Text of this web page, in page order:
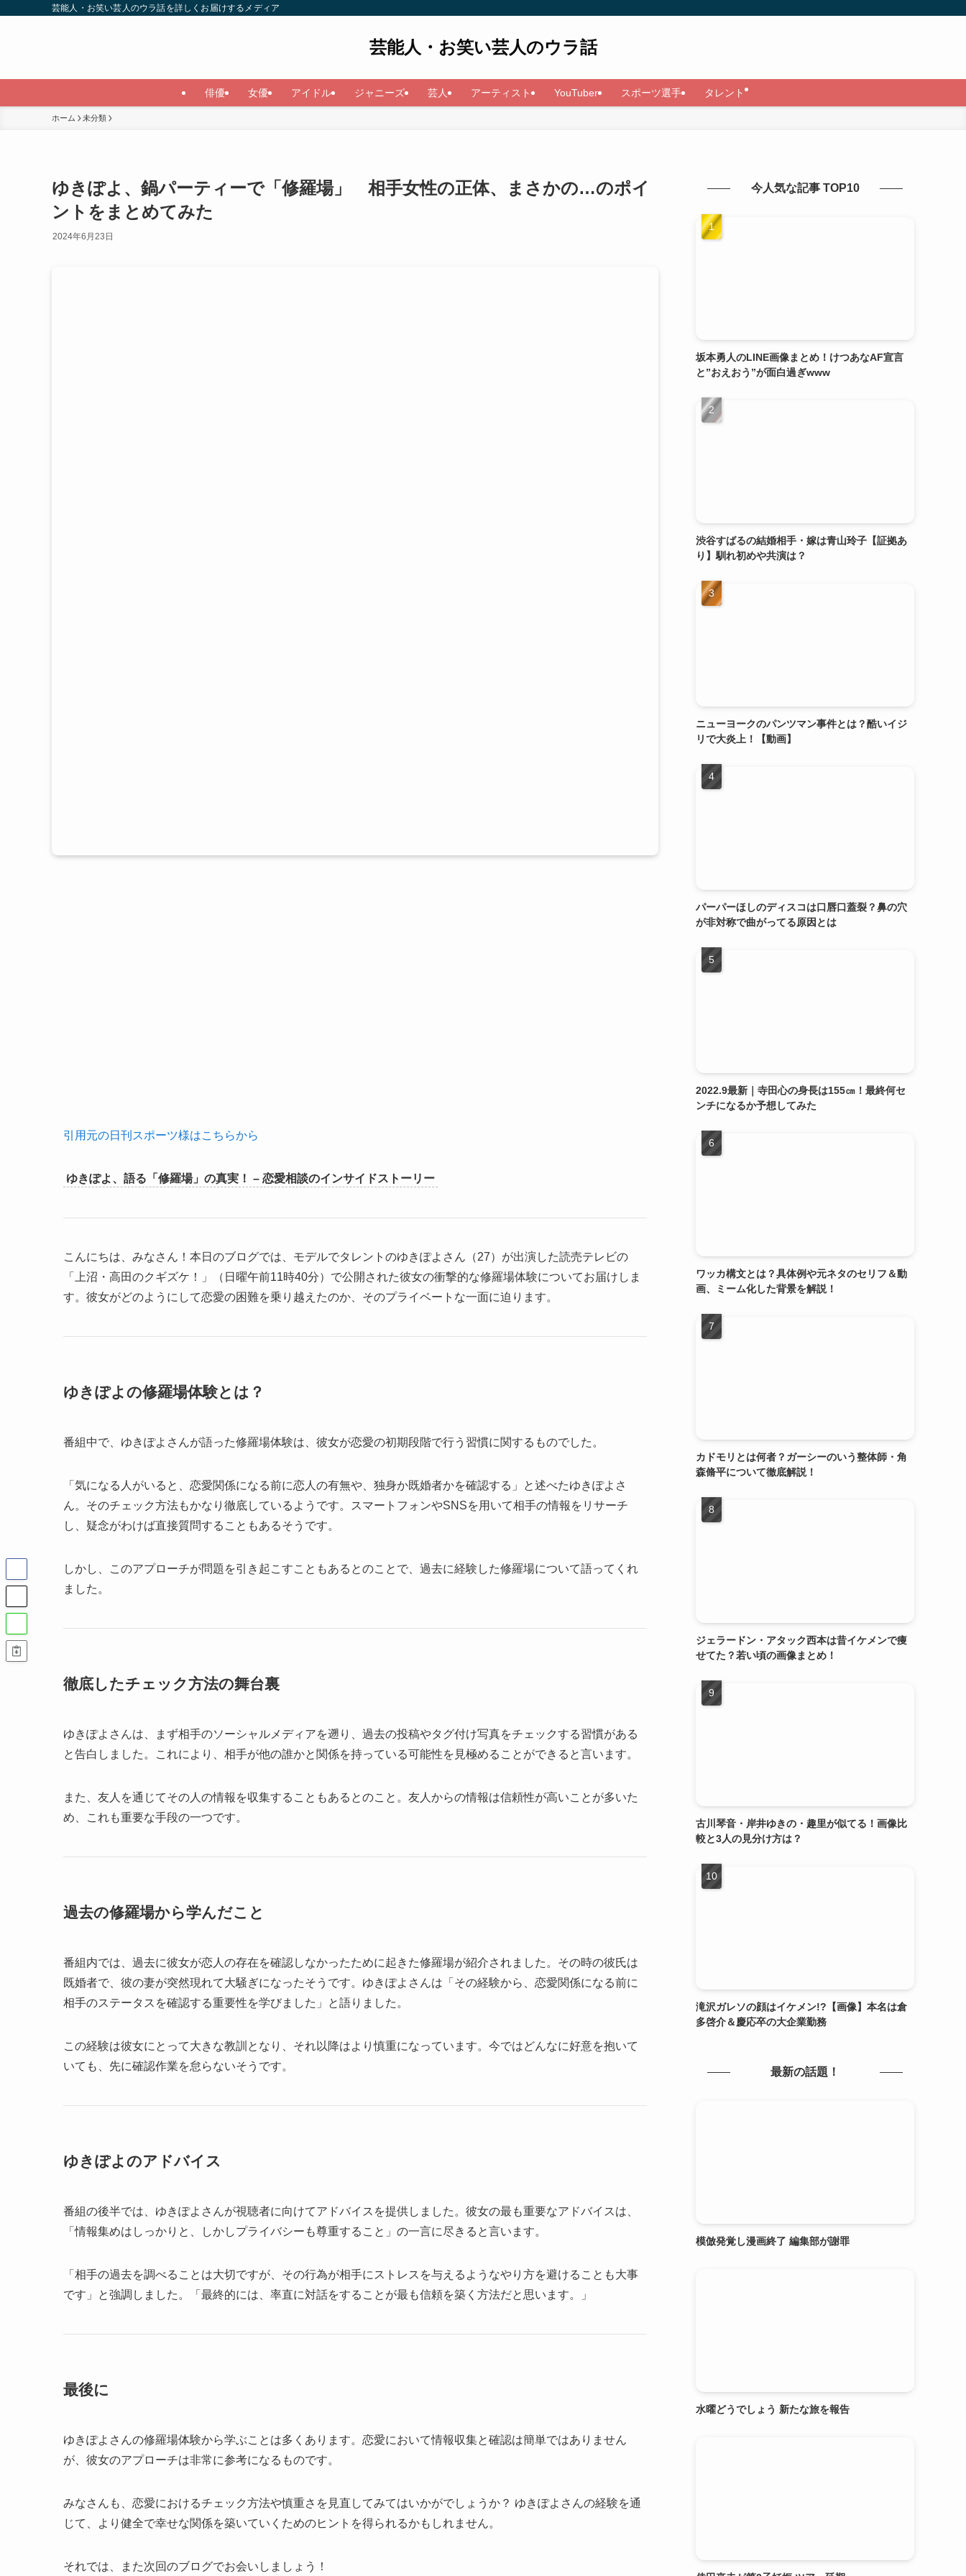
芸能人・お笑い芸人のウラ話を詳しくお届けするメディア
芸能人・お笑い芸人のウラ話
俳優 女優 アイドル ジャニーズ 芸人 アーティスト YouTuber スポーツ選手 タレント
ホーム 未分類
ゆきぽよ、鍋パーティーで「修羅場」 相手女性の正体、まさかの…のポイ
ントをまとめてみた
2024年6月23日
引用元の日刊スポーツ様はこちらから
ゆきぽよ、語る「修羅場」の真実！ – 恋愛相談のインサイドストーリー
こんにちは、みなさん！本日のブログでは、モデルでタレントのゆきぽよさん（27）が出演した読売テレビの
「上沼・高田のクギズケ！」（日曜午前11時40分）で公開された彼女の衝撃的な修羅場体験についてお届けしま
す。彼女がどのようにして恋愛の困難を乗り越えたのか、そのプライベートな一面に迫ります。
ゆきぽよの修羅場体験とは？
番組中で、ゆきぽよさんが語った修羅場体験は、彼女が恋愛の初期段階で行う習慣に関するものでした。
「気になる人がいると、恋愛関係になる前に恋人の有無や、独身か既婚者かを確認する」と述べたゆきぽよさ
ん。そのチェック方法もかなり徹底しているようです。スマートフォンやSNSを用いて相手の情報をリサーチ
し、疑念がわけば直接質問することもあるそうです。
しかし、このアプローチが問題を引き起こすこともあるとのことで、過去に経験した修羅場について語ってくれ
ました。
徹底したチェック方法の舞台裏
ゆきぽよさんは、まず相手のソーシャルメディアを遡り、過去の投稿やタグ付け写真をチェックする習慣がある
と告白しました。これにより、相手が他の誰かと関係を持っている可能性を見極めることができると言います。
また、友人を通じてその人の情報を収集することもあるとのこと。友人からの情報は信頼性が高いことが多いた
め、これも重要な手段の一つです。
過去の修羅場から学んだこと
番組内では、過去に彼女が恋人の存在を確認しなかったために起きた修羅場が紹介されました。その時の彼氏は
既婚者で、彼の妻が突然現れて大騒ぎになったそうです。ゆきぽよさんは「その経験から、恋愛関係になる前に
相手のステータスを確認する重要性を学びました」と語りました。
この経験は彼女にとって大きな教訓となり、それ以降はより慎重になっています。今ではどんなに好意を抱いて
いても、先に確認作業を怠らないそうです。
ゆきぽよのアドバイス
番組の後半では、ゆきぽよさんが視聴者に向けてアドバイスを提供しました。彼女の最も重要なアドバイスは、
「情報集めはしっかりと、しかしプライバシーも尊重すること」の一言に尽きると言います。
「相手の過去を調べることは大切ですが、その行為が相手にストレスを与えるようなやり方を避けることも大事
です」と強調しました。「最終的には、率直に対話をすることが最も信頼を築く方法だと思います。」
最後に
ゆきぽよさんの修羅場体験から学ぶことは多くあります。恋愛において情報収集と確認は簡単ではありません
が、彼女のアプローチは非常に参考になるものです。
みなさんも、恋愛におけるチェック方法や慎重さを見直してみてはいかがでしょうか？ ゆきぽよさんの経験を通
じて、より健全で幸せな関係を築いていくためのヒントを得られるかもしれません。
それでは、また次回のブログでお会いしましょう！
今人気な記事 TOP10
坂本勇人のLINE画像まとめ！けつあなAF宣言
と”おえおう”が面白過ぎwww
渋谷すばるの結婚相手・嫁は青山玲子【証拠あ
り】馴れ初めや共演は？
ニューヨークのパンツマン事件とは？酷いイジ
リで大炎上！【動画】
パーパーほしのディスコは口唇口蓋裂？鼻の穴
が非対称で曲がってる原因とは
2022.9最新｜寺田心の身長は155㎝！最終何セ
ンチになるか予想してみた
ワッカ構文とは？具体例や元ネタのセリフ＆動
画、ミーム化した背景を解説！
カドモリとは何者？ガーシーのいう整体師・角
森脩平について徹底解説！
ジェラードン・アタック西本は昔イケメンで痩
せてた？若い頃の画像まとめ！
古川琴音・岸井ゆきの・趣里が似てる！画像比
較と3人の見分け方は？
滝沢ガレソの顔はイケメン!?【画像】本名は倉
多啓介＆慶応卒の大企業勤務
最新の話題！
模倣発覚し漫画終了 編集部が謝罪
水曜どうでしょう 新たな旅を報告